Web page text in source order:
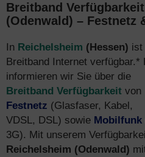
Breitband
(Odenwald) – Festnetz
In Reichelsheim (Hessen) ist
Breitband Internet verfügbar.*
informieren wir Sie über die
Breitband Verfügbarkeit von
Festnetz (Glasfaser, Kabel,
VDSL, DSL) sowie Mobilfunk
3G). Mit unserem
Reichelsheim (Odenwald)